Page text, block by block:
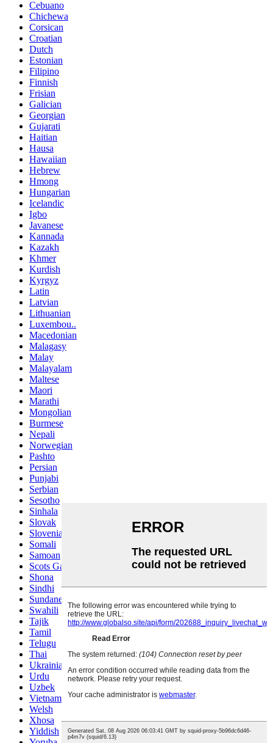
Cebuano
Chichewa
Corsican
Croatian
Dutch
Estonian
Filipino
Finnish
Frisian
Galician
Georgian
Gujarati
Haitian
Hausa
Hawaiian
Hebrew
Hmong
Hungarian
Icelandic
Igbo
Javanese
Kannada
Kazakh
Khmer
Kurdish
Kyrgyz
Latin
Latvian
Lithuanian
Luxembou..
Macedonian
Malagasy
Malay
Malayalam
Maltese
Maori
Marathi
Mongolian
Burmese
Nepali
Norwegian
Pashto
Persian
Punjabi
Serbian
Sesotho
Sinhala
Slovak
Slovenian
Somali
Samoan
Scots Gaelic
Shona
Sindhi
Sundanese
Swahili
Tajik
Tamil
Telugu
Thai
Ukrainian
Urdu
Uzbek
Vietnamese
Welsh
Xhosa
Yiddish